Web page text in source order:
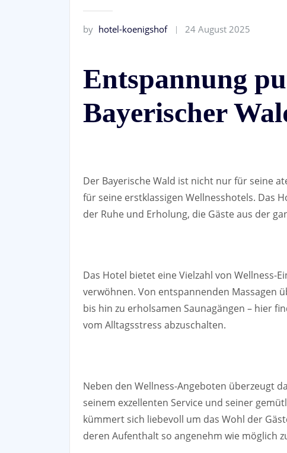
by hotel-koenigshof 24 August 2025
Entspannung
Bayerischer
Der Bayerische Wald ist nicht nur für seine
für seine erstklassigen Wellnesshotels. Das
der Ruhe und Erholung, die Gäste aus der
Das Hotel bietet eine Vielzahl von Wellness-
verwöhnen. Von entspannenden Massagen
bis hin zu erholsamen Saunagängen – hier
vom Alltagsstress abzuschalten.
Neben den Wellness-Angeboten überzeugt
seinem exzellenten Service und seiner
kümmert sich liebevoll um das Wohl der
deren Aufenthalt so angenehm wie möglich